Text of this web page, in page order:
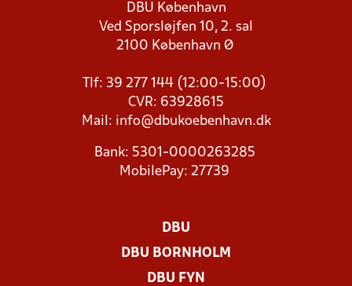
DBU København
Ved Sporsløjfen 10, 2. sal
2100 København Ø
Tlf: 39 277 144 (12:00-15:00)
CVR: 63928615
Mail: info@dbukoebenhavn.dk
Bank: 5301-0000263285
MobilePay: 27739
DBU
DBU BORNHOLM
DBU FYN